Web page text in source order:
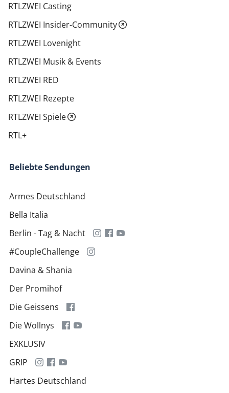
RTLZWEI Casting
RTLZWEI Insider-Community
RTLZWEI Lovenight
RTLZWEI Musik & Events
RTLZWEI RED
RTLZWEI Rezepte
RTLZWEI Spiele
RTL+
Beliebte Sendungen
Armes Deutschland
Bella Italia
Berlin - Tag & Nacht
#CoupleChallenge
Davina & Shania
Der Promihof
Die Geissens
Die Wollnys
EXKLUSIV
GRIP
Hartes Deutschland